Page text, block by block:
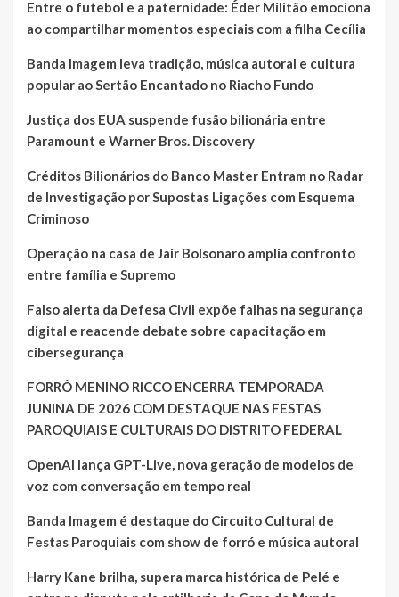
Entre o futebol e a paternidade: Éder Militão emociona
ao compartilhar momentos especiais com a filha Cecília
Banda Imagem leva tradição, música autoral e cultura
popular ao Sertão Encantado no Riacho Fundo
Justiça dos EUA suspende fusão bilionária entre
Paramount e Warner Bros. Discovery
Créditos Bilionários do Banco Master Entram no Radar
de Investigação por Supostas Ligações com Esquema
Criminoso
Operação na casa de Jair Bolsonaro amplia confronto
entre família e Supremo
Falso alerta da Defesa Civil expõe falhas na segurança
digital e reacende debate sobre capacitação em
cibersegurança
FORRÓ MENINO RICCO ENCERRA TEMPORADA
JUNINA DE 2026 COM DESTAQUE NAS FESTAS
PAROQUIAIS E CULTURAIS DO DISTRITO FEDERAL
OpenAI lança GPT-Live, nova geração de modelos de
voz com conversação em tempo real
Banda Imagem é destaque do Circuito Cultural de
Festas Paroquiais com show de forró e música autoral
Harry Kane brilha, supera marca histórica de Pelé e